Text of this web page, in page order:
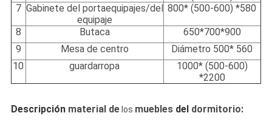
7 Gabinete del portaequipajes/del
equipaje
800* (500-600) *580
8 Butaca
650*700*900
9
Mesa de centro
Diámetro 500* 560
10
guardarropa
1000* (500-600)
*2200
Descripciónmaterial delos muebles del dormitorio: